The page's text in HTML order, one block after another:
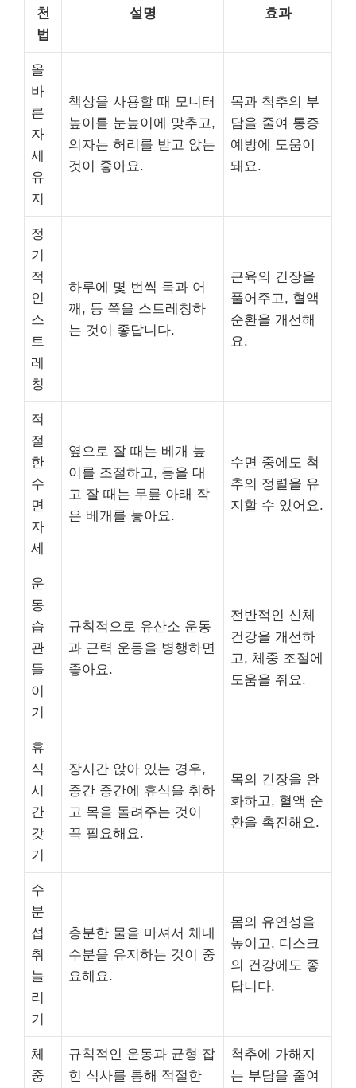
천
법
설명 효과
올
바
른
자
세
유
지
책상을 사용할 때 모니터
높이를 눈높이에 맞추고,
의자는 허리를 받고 앉는
것이 좋아요.
목과 척추의 부
담을 줄여 통증
예방에 도움이
돼요.
정
기
적
인
스
트
레
칭
하루에 몇 번씩 목과 어
깨, 등 쪽을 스트레칭하
는 것이 좋답니다.
근육의 긴장을
풀어주고, 혈액
순환을 개선해
요.
적
절
한
수
면
자
세
옆으로 잘 때는 베개 높
이를 조절하고, 등을 대
고 잘 때는 무릎 아래 작
은 베개를 놓아요.
수면 중에도 척
추의 정렬을 유
지할 수 있어요.
운
동
습
관
들
이
기
규칙적으로 유산소 운동
과 근력 운동을 병행하면
좋아요.
전반적인 신체
건강을 개선하
고, 체중 조절에
도움을 줘요.
휴
식
시
간
갖
기
장시간 앉아 있는 경우,
중간 중간에 휴식을 취하
고 목을 돌려주는 것이
꼭 필요해요.
목의 긴장을 완
화하고, 혈액 순
환을 촉진해요.
수
분
섭
취
늘
리
기
충분한 물을 마셔서 체내
수분을 유지하는 것이 중
요해요.
몸의 유연성을
높이고, 디스크
의 건강에도 좋
답니다.
체
중
규칙적인 운동과 균형 잡
힌 식사를 통해 적절한
척추에 가해지
는 부담을 줄여